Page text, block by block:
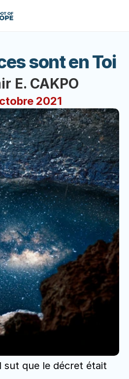
sont en Toi
E. CAKPO
2021
sut que le décret était